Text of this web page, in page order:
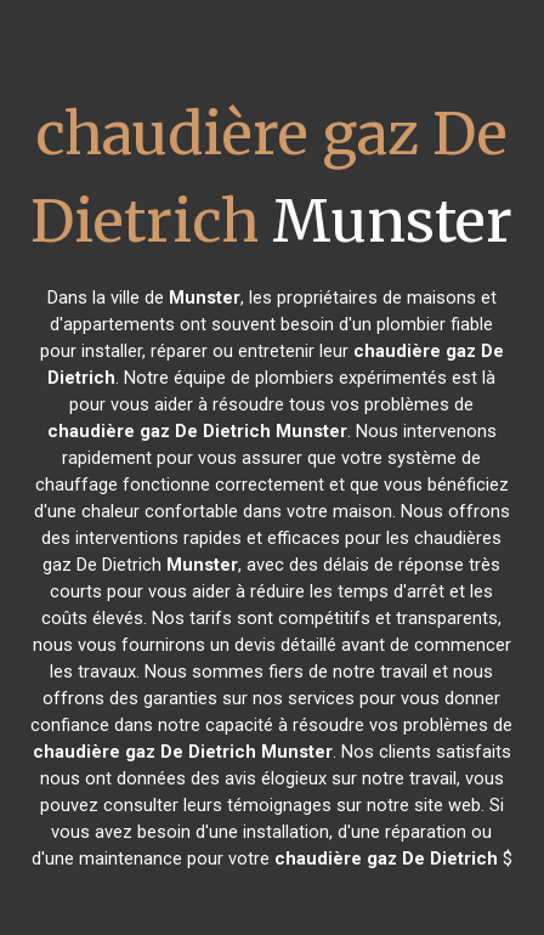
chaudière gaz De
Dietrich Munster
Dans la ville de Munster, les propriétaires de maisons et
d'appartements ont souvent besoin d'un plombier fiable
pour installer, réparer ou entretenir leur chaudière gaz De
Dietrich. Notre équipe de plombiers expérimentés est là
pour vous aider à résoudre tous vos problèmes de
chaudière gaz De Dietrich Munster. Nous intervenons
rapidement pour vous assurer que votre système de
chauffage fonctionne correctement et que vous bénéficiez
d'une chaleur confortable dans votre maison. Nous offrons
des interventions rapides et efficaces pour les chaudières
gaz De Dietrich Munster, avec des délais de réponse très
courts pour vous aider à réduire les temps d'arrêt et les
coûts élevés. Nos tarifs sont compétitifs et transparents,
nous vous fournirons un devis détaillé avant de commencer
les travaux. Nous sommes fiers de notre travail et nous
offrons des garanties sur nos services pour vous donner
confiance dans notre capacité à résoudre vos problèmes de
chaudière gaz De Dietrich Munster. Nos clients satisfaits
nous ont données des avis élogieux sur notre travail, vous
pouvez consulter leurs témoignages sur notre site web. Si
vous avez besoin d'une installation, d'une réparation ou
d'une maintenance pour votre chaudière gaz De Dietrich $